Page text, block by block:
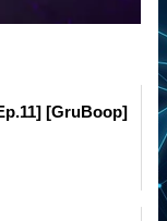
[GruBoop]